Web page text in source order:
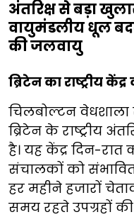
अंतरिक्ष से बड़ा
वायुमंडलीय धूल
की जलवायु
ब्रिटेन का राष्ट्रीय
चिलबोल्टन वेधशाला
ब्रिटेन के राष्ट्रीय
है। यह केंद्र दिन-
संचालकों को
हर महीने हजारों
समय रहते उपग्रहों